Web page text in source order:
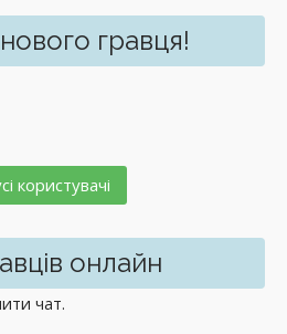
гравця!
користувачі
онлайн
чат.